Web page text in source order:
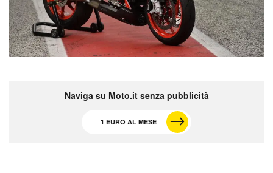
Naviga su Moto.it senza pubblicità
1 EURO AL MESE